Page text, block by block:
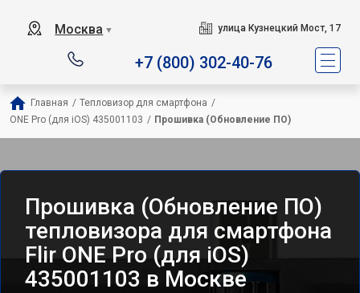
Москва ▼ улица Кузнецкий Мост, 17
+7 (800) 302-40-76
Главная / Тепловизор для смартфона /
ONE Pro (для iOS) 435001103 / Прошивка (Обновление ПО)
Прошивка (Обновление ПО)
тепловизора для смартфона
Flir ONE Pro (для iOS)
435001103 в Москве